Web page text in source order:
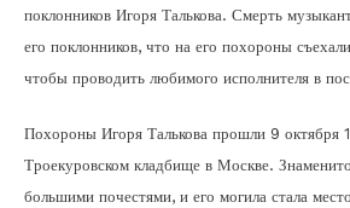
поклонников Игоря Талькова. Смерть
его поклонников, что на его похороны
чтобы проводить любимого исполнителя в
Похороны Игоря Талькова прошли 9 октября
Троекуровском кладбище в Москве.
большими почестями, и его могила стала